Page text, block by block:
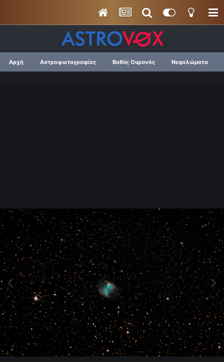
Αρχή Αστροφωτογραφίες Βαθύς Ουρανός Νεφελώματα